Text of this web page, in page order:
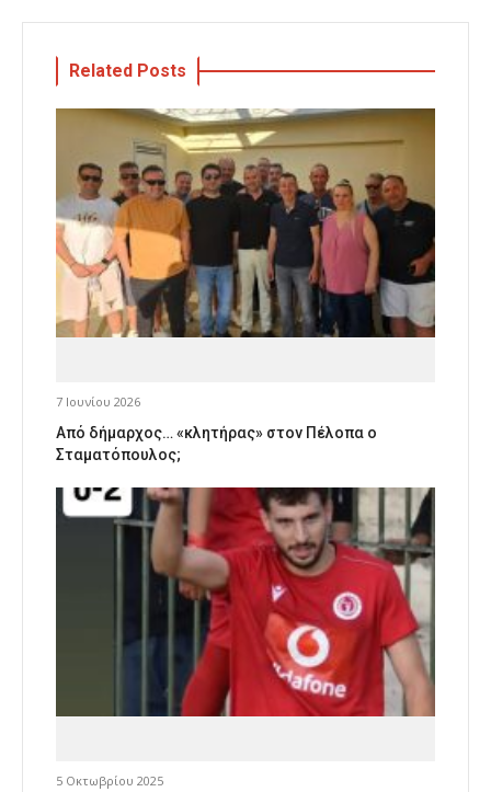
Related Posts
7 Ιουνίου 2026
Από δήμαρχος… «κλητήρας» στον Πέλοπα ο
Σταματόπουλος;
5 Οκτωβρίου 2025